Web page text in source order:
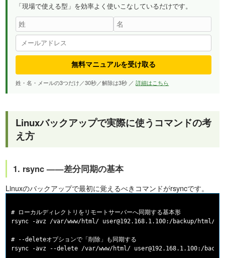
「現場で使える型」を効率よく使いこなしているだけです。
無料マニュアルを受け取る
姓・名・メールの3つだけ／30秒／解除は3秒 ／詳細はこちら
Linuxバックアップで実際に使うコマンドの考
え方
1. rsync ——差分同期の基本
Linuxのバックアップで最初に覚えるべきコマンドがrsyncです。
# ローカルディレクトリをリモートサーバーへ同期する基本形
rsync -avz /var/www/html/ user@192.168.1.100:/backup/html/
# --deleteオプションで「削除」も同期する
rsync -avz --delete /var/www/html/ user@192.168.1.100:/